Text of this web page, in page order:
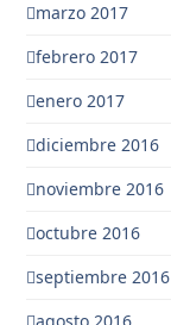
marzo 2017
febrero 2017
enero 2017
diciembre 2016
noviembre 2016
octubre 2016
septiembre 2016